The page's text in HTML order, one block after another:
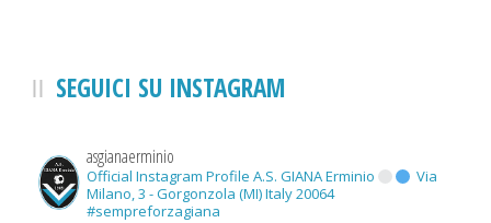
SEGUICI SU INSTAGRAM
asgianaerminio
Official Instagram Profile A.S. GIANA Erminio
Via
Milano, 3 - Gorgonzola (MI) Italy 20064
#sempreforzagiana